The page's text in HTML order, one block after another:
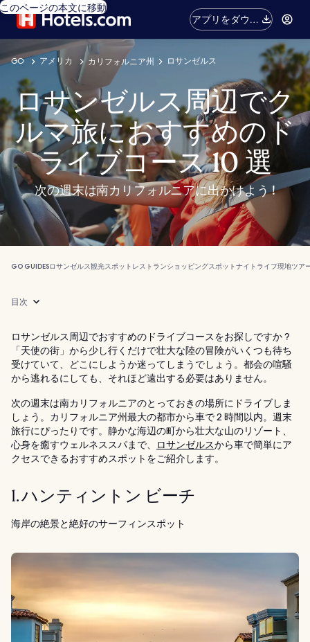
このページの本文に移動
アプリをダウン
ロード
GO アメリカ カリフォルニア州 ロサンゼルス
ロサンゼルス周辺でク
ルマ旅におすすめのド
ライブコース 10 選
次の週末は南カリフォルニアに出かけよう !
GO GUIDESロサンゼルス観光スポット レストランショッピングスポットナイトライフ現地ツア
目次
ロサンゼルス周辺でおすすめのドライブコースをお探しですか ?
「天使の街」から少し行くだけで壮大な陸の冒険がいくつも待ち
受けていて、どこにしようか迷ってしまうでしょう。都会の喧騒
から逃れるにしても、それほど遠出する必要はありません。
次の週末は南カリフォルニアのとっておきの場所にドライブしま
しょう。カリフォルニア州最大の都市から車で 2 時間以内。週末
旅行にぴったりです。静かな海辺の町から壮大な山のリゾート、
心身を癒すウェルネススパまで、
ロサンゼルスから車で簡単にア
クセスできるおすすめスポットをご紹介します。
1. ハンティントン ビーチ
海岸の絶景と絶好のサーフィンスポット